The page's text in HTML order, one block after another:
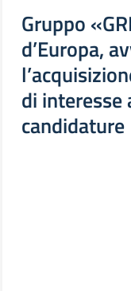
Gruppo
d’Europa,
di interesse
candidature